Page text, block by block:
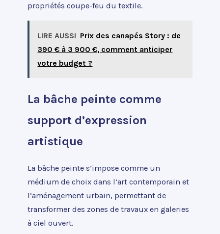
propriétés coupe-feu du textile.
LIRE AUSSI Prix des canapés Story : de
390 € à 3 900 €, comment anticiper
votre budget ?
La bâche peinte comme
support d’expression
artistique
La bâche peinte s’impose comme un
médium de choix dans l’art contemporain et
l’aménagement urbain, permettant de
transformer des zones de travaux en galeries
à ciel ouvert.